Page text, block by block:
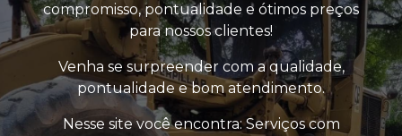
compromisso, pontualidade e ótimos preços
para nossos clientes!
Venha se surpreender com a qualidade,
pontualidade e bom atendimento.
Nesse site você encontra: Serviços com